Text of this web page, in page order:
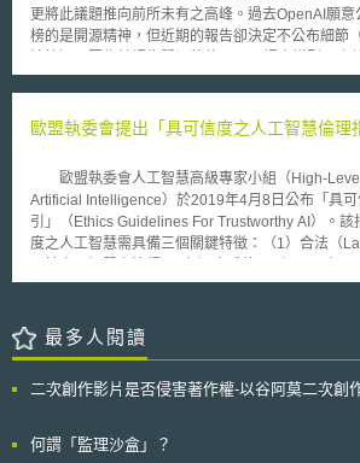
使投資者能獲取具吸引力之利潤。 2. 管制者應
施，促使新進業者進入市場，使其可依投資階梯（
措施，應反映個別市場與城鄉區域之市場競爭差
定條件下給予價格折扣。
更將此議題推向前所未有之高峰。過去OpenAI願
榜的是開源精神，但近期的報告卻決定不公布細節
尚有保持一定競爭優勢之必要。 若AI產業選擇不採取開源，通常會透過以下
者。相對於專利，以營業秘密保護AI創新可以使企
秘密保護AI創新有其限制，包含： 1.競爭者可能輕易透過還原工程了解該產
品的營業秘密內容，並搶先申請專利，反過來起訴
訴訟風險； 2.面對競爭者提起的專利侵權訴訟，企業將因為沒有專利而無法
提起反訴，或透過交互授權（cross-licensing）來避免訴訟；
主張「先使用權（prior user right）」，但其僅適
保護AI創新仍有其侷限，專利依舊是當前各企業對
鍵。 本文同步刊登於TIPS網站（https://
歐盟執委會提出「具可信度之人工智慧倫理
歐盟執委會人工智慧高級專家小組（High-
Artificial Intelligence）於2019年4月8日公布「具
引」（Ethics Guidelines For Trustworthy AI）。該
度之人工智慧需具備三個關鍵特徵：（1）合法（
原則與價值；（3）健全（Robust）：自技術與社
倫理原則： (1) 尊重人類之自主權（Respect for Human Autonomy）：歐
盟之核心價值在於尊重人類之自由與自主，與人工
騙或操縱人類，人工智慧應被設計為輔助與增強人
之影響，亦不應加劇既有的衝突或傷害。人工智慧
最多人閱讀
二次創作影片是否侵害著作權-以谷阿莫二次創
何謂「監理沙盒」？